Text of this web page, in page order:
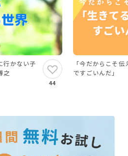
行かない子
之
44
「今だからこそ
ですごいんだ」